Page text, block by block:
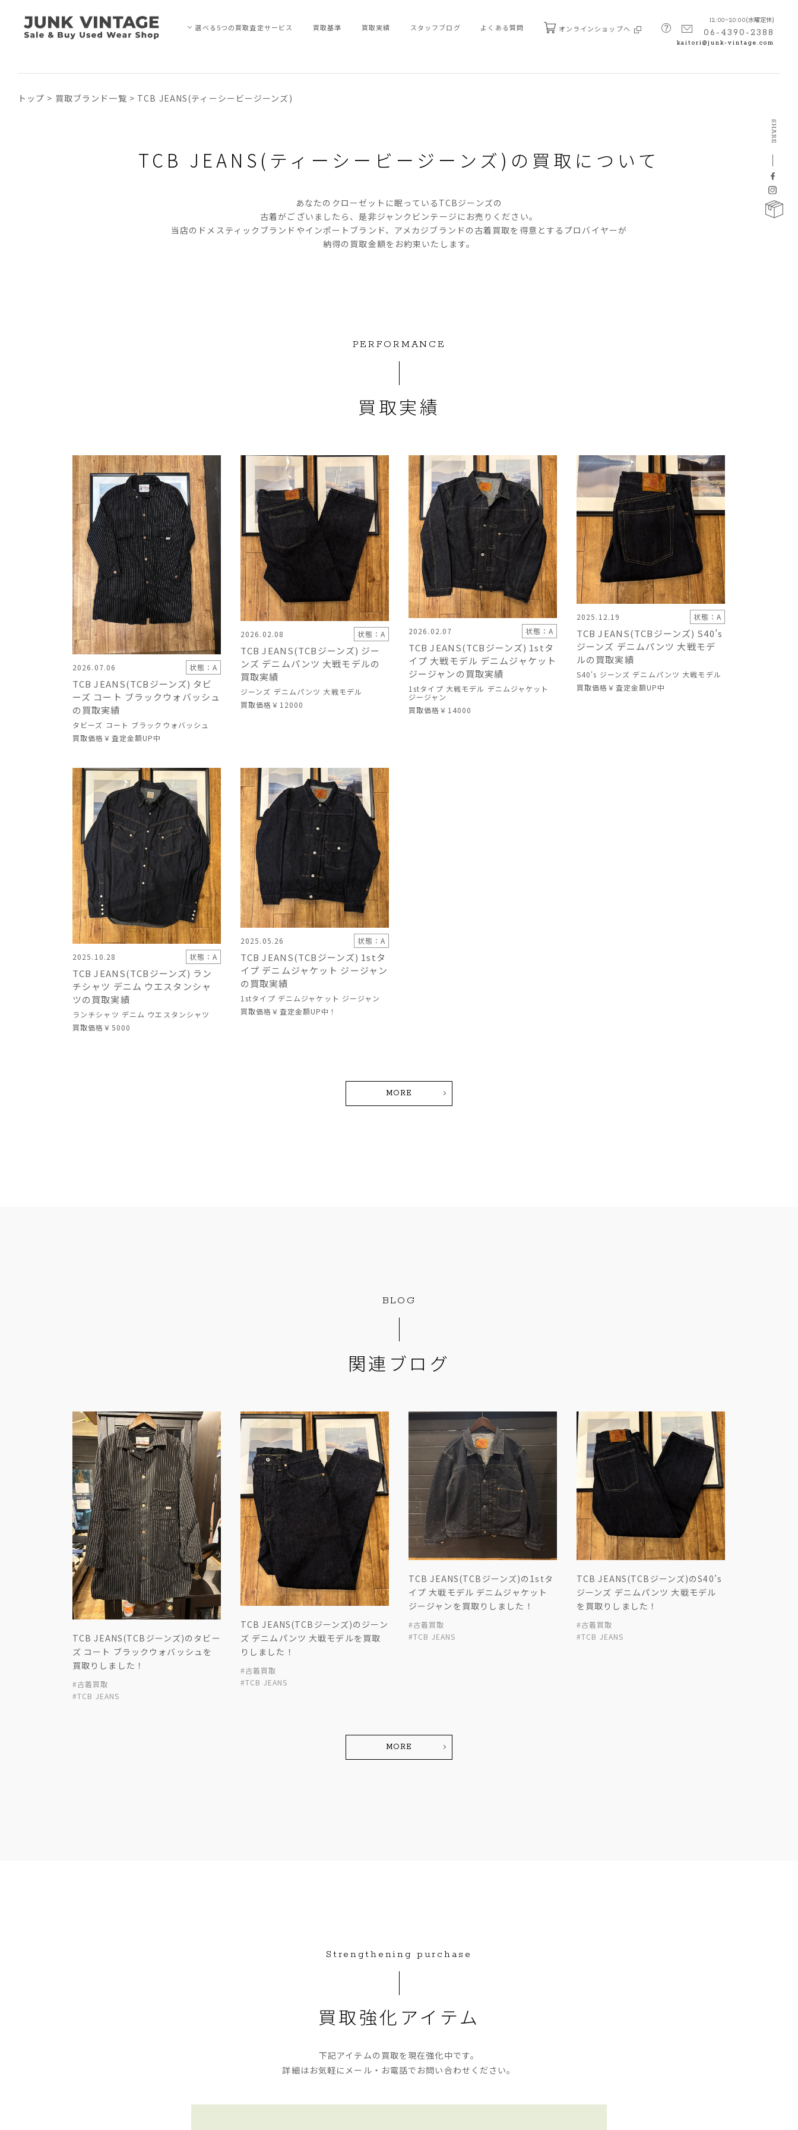
選べる5つの買取査定サービス 買取基準 買取実績 スタッフブログ よくある質問 オンラインショップへ
12:00~20:00(水曜定休)
06-4390-2388
kaitori@junk-vintage.com
トップ > 買取ブランド一覧 > TCB JEANS(ティーシービージーンズ)
TCB JEANS(ティーシービージーンズ)の 買取について
あなたのクローゼットに眠っているTCBジーンズの
古着がございましたら、是非ジャンクビンテージにお売りください。
当店のドメスティックブランドやインポートブランド、アメカジブランドの古着買取を得意とするプロバイヤーが
納得の買取金額をお約束いたします。
PERFORMANCE
買取実績
2026.07.06 状態：A
TCB JEANS(TCBジーンズ) タビ
ーズ コート ブラックウォバッシュ
の買取実績
タビーズ コート ブラックウォバッシュ
買取価格 ￥査定金額UP中
2026.02.08 状態：A
TCB JEANS(TCBジーンズ) ジー
ンズ デニムパンツ 大戦モデルの
買取実績
ジーンズ デニムパンツ 大戦モデル
買取価格 ￥12000
2026.02.07 状態：A
TCB JEANS(TCBジーンズ) 1stタ
イプ 大戦モデル デニムジャケット
ジージャンの買取実績
1stタイプ 大戦モデル デニムジャケット
ジージャン
買取価格 ￥14000
2025.12.19 状態：A
TCB JEANS(TCBジーンズ) S40’s
ジーンズ デニムパンツ 大戦モデ
ルの買取実績
S40's ジーンズ デニムパンツ 大戦モデル
買取価格 ￥査定金額UP中
2025.10.28 状態：A
TCB JEANS(TCBジーンズ) ラン
チシャツ デニム ウエスタンシャ
ツの買取実績
ランチシャツ デニム ウエスタンシャツ
買取価格 ￥5000
2025.05.26 状態：A
TCB JEANS(TCBジーンズ) 1stタ
イプ デニムジャケット ジージャン
の買取実績
1stタイプ デニムジャケット ジージャン
買取価格 ￥査定金額UP中！
MORE
BLOG
関連ブログ
TCB JEANS(TCBジーンズ)のタビー
ズ コート ブラックウォバッシュを
買取りしました！
#古着買取
#TCB JEANS
TCB JEANS(TCBジーンズ)のジーン
ズ デニムパンツ 大戦モデルを買取
りしました！
#古着買取
#TCB JEANS
TCB JEANS(TCBジーンズ)の1stタ
イプ 大戦モデル デニムジャケット
ジージャンを買取りしました！
#古着買取
#TCB JEANS
TCB JEANS(TCBジーンズ)のS40’s
ジーンズ デニムパンツ 大戦モデル
を買取りしました！
#古着買取
#TCB JEANS
MORE
Strengthening purchase
買取強化アイテム
下記アイテムの買取を現在強化中です。
詳細はお気軽にメール・お電話で お問い合わせください。
SHARE